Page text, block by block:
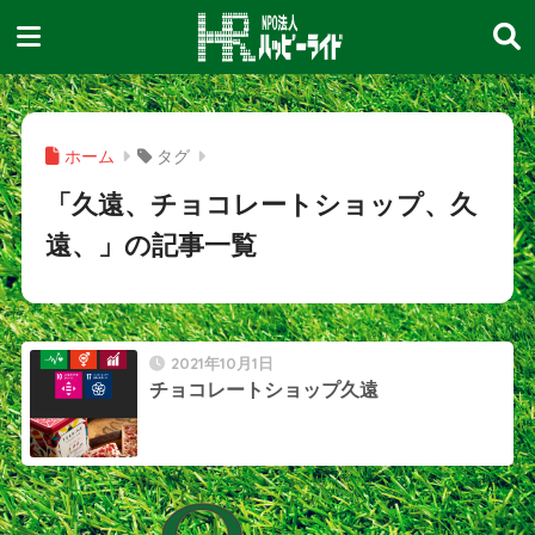
ホーム タグ
「久遠、チョコレートショップ、久
遠、」の記事一覧
2021年10月1日
チョコレートショップ久遠